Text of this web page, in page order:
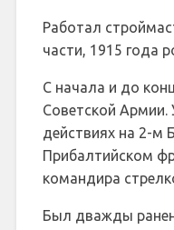
Работал
части, 1915 года
С начала и до
Советской Армии.
действиях на 2-м
Прибалтийском
командира
Был дважды